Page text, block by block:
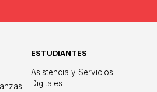
ESTUDIANTES
Asistencia y Servicios
Digitales